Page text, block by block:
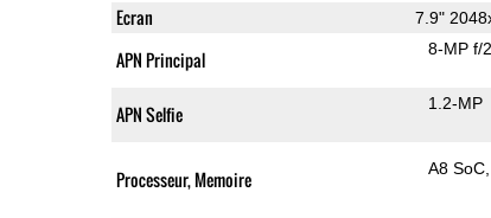
Ecran 7.9"
APN Principal 8-MP f/
APN Selfie 1.2-MP
Processeur, Memoire A8 SoC